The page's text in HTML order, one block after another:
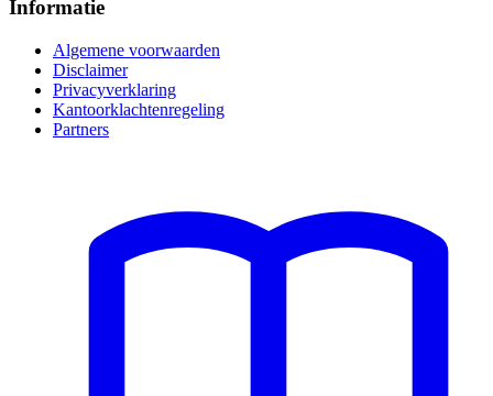
Informatie
Algemene voorwaarden
Disclaimer
Privacyverklaring
Kantoorklachtenregeling
Partners